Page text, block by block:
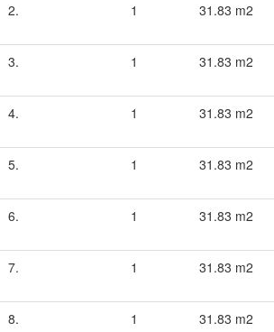
2. 1 31.83 m2
3. 1 31.83 m2
4. 1 31.83 m2
5. 1 31.83 m2
6. 1 31.83 m2
7. 1 31.83 m2
8. 1 31.83 m2